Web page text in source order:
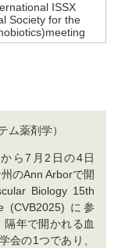
ISSX
Society for the
ム薬剤学）
ら7月2日の4日
のAnn Arborで開
Biology 15th
(CVB2025) に参
隔年で開かれる血
会の1つであり、